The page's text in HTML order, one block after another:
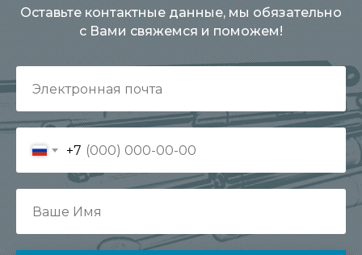
Оставьте контактные данные, мы обязательно
с Вами свяжемся и поможем!
+7